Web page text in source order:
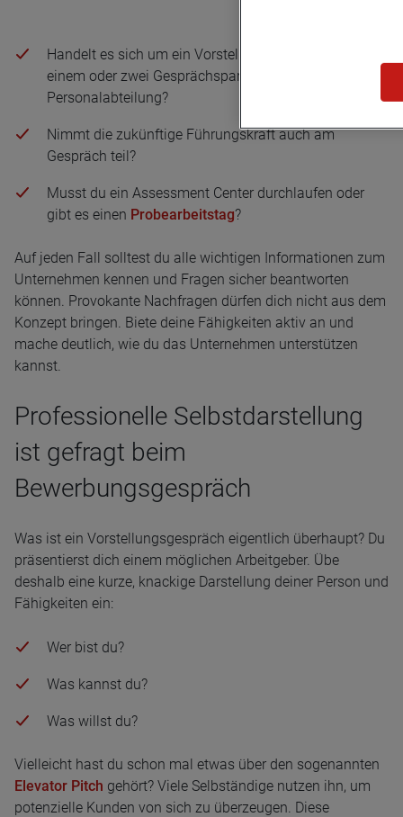
Handelt es sich um ein Vorstellungsgespräch mit
einem oder zwei Gesprächspartnern aus der
Personalabteilung?
Nimmt die zukünftige Führungskraft auch am
Gespräch teil?
Musst du ein Assessment Center durchlaufen oder
gibt es einen Probearbeitstag?
Auf jeden Fall solltest du alle wichtigen Informationen zum
Unternehmen kennen und Fragen sicher beantworten
können. Provokante Nachfragen dürfen dich nicht aus dem
Konzept bringen. Biete deine Fähigkeiten aktiv an und
mache deutlich, wie du das Unternehmen unterstützen
kannst.
Professionelle Selbstdarstellung
ist gefragt beim
Bewerbungsgespräch
Was ist ein Vorstellungsgespräch eigentlich überhaupt? Du
präsentierst dich einem möglichen Arbeitgeber. Übe
deshalb eine kurze, knackige Darstellung deiner Person und
Fähigkeiten ein:
Wer bist du?
Was kannst du?
Was willst du?
Vielleicht hast du schon mal etwas über den sogenannten
Elevator Pitch gehört? Viele Selbständige nutzen ihn, um
potenzielle Kunden von sich zu überzeugen. Diese